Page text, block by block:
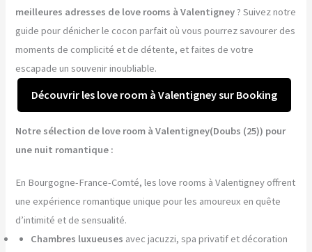
meilleures adresses de love rooms à Valentigney? Suivez notre
guide pour dénicher le cocon parfait où vous pourrez savourer des
moments de complicité et de détente, et faites de votre
escapade un souvenir inoubliable.
Découvrir les love room à Valentigney sur Booking
Notre sélection de love room à Valentigney(Doubs (25)) pour
une nuit romantique :
En Bourgogne-France-Comté, les love rooms à Valentigney offrent
une expérience romantique unique pour les amoureux en quête
d’intimité et de sensualité.
Chambres luxueuses avec jacuzzi, spa privatif et décoration